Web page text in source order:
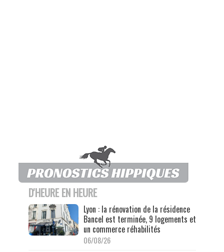
D'HEURE EN HEURE
Lyon : la rénovation de la résidence
Bancel est terminée, 9 logements et
un commerce réhabilités
06/08/26